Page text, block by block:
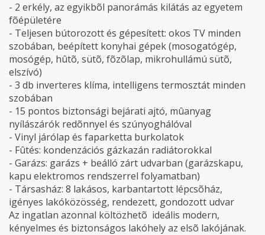
- 2 erkély, az egyikbõl panorámás kilátás az egyetem
fõépületére
- Teljesen bútorozott és gépesített: okos TV minden
szobában, beépített konyhai gépek (mosogatógép,
mosógép, hûtõ, sütõ, fõzõlap, mikrohullámú sütõ,
elszívó)
- 3 db inverteres klíma, intelligens termosztát minden
szobában
- 15 pontos biztonsági bejárati ajtó, mûanyag
nyílászárók redõnnyel és szúnyoghálóval
- Vinyl járólap és faparketta burkolatok
- Fûtés: kondenzációs gázkazán radiátorokkal
- Garázs: garázs + beálló zárt udvarban (garázskapu,
kapu elektromos rendszerrel folyamatban)
- Társasház: 8 lakásos, karbantartott lépcsõház,
igényes lakóközösség, rendezett, gondozott udvar
Az ingatlan azonnal költözhetõ  ideális modern,
kényelmes és biztonságos lakóhely az elsõ lakójának.